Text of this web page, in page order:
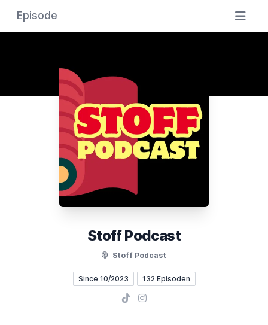
Episode
Stoff Podcast
Stoff Podcast
Since 10/2023 132 Episoden
TikTokInstagram